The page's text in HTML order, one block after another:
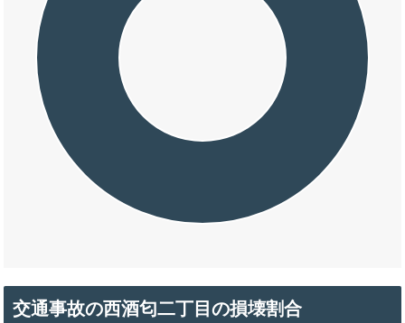
交通事故の西酒匂二丁目の損壊割合